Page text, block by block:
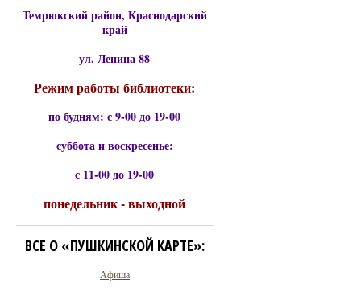
Темрюкский район, Краснодарский
край
ул. Ленина 88
Режим работы библиотеки:
по будням: с 9-00 до 19-00
суббота и воскресенье:
с 11-00 до 19-00
понедельник - выходной
ВСЕ О «ПУШКИНСКОЙ КАРТЕ»:
Афиша